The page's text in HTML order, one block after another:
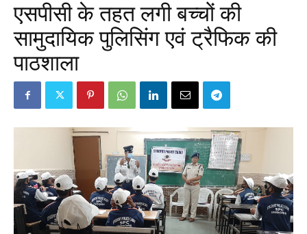
एसपीसी के तहत लगी बच्चों की
सामुदायिक पुलिसिंग एवं ट्रैफिक की
पाठशाला